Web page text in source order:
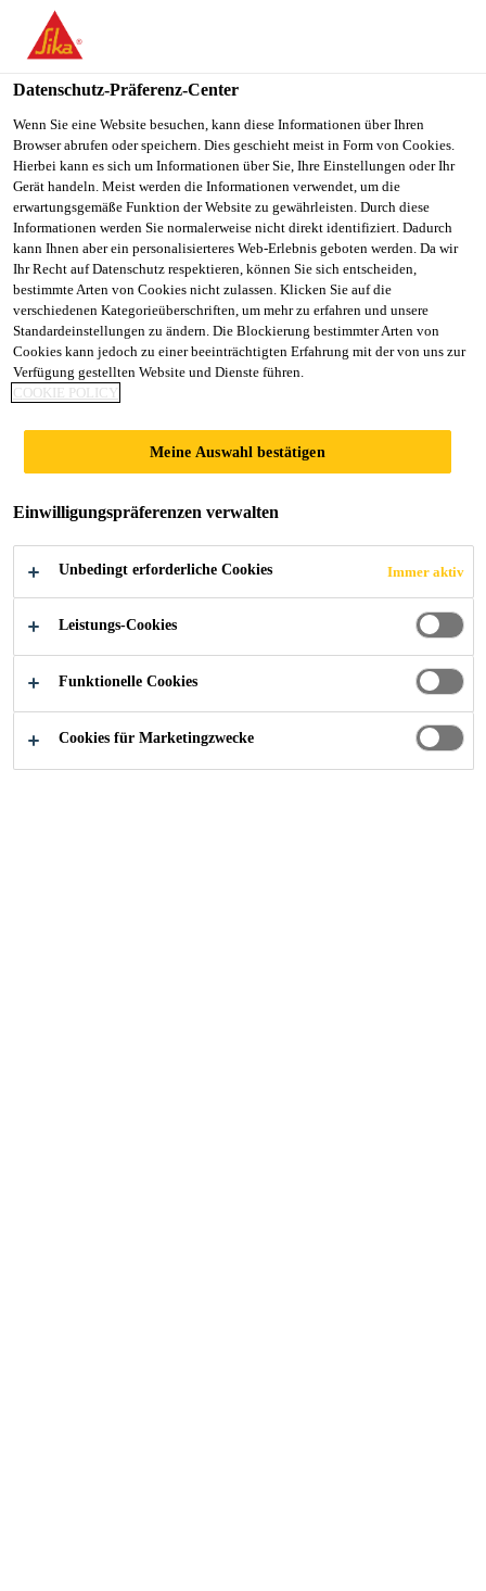
You are accessing "Sika Schweiz AG", it seems you are
accessing it from "Vereinigte Staaten". We have a dedicated
website for your country.
TO
SIKA
USA
STAY ON THE SIKA
SCHWEIZ AG WEBSITE
SELECT A
COUNTRY
Sika Schweiz AG
PRODUKTE
UND SYSTEME
FÜR DEN BAU
Sika’s Kernkompetenzen Dichten, Kleben, Dämpfen,
Verstärken und Schützen von Tragstrukturen bieten im
Datenschutz-Präferenz-Center
Wenn Sie eine Website besuchen, kann diese Informationen über Ihren
Browser abrufen oder speichern. Dies geschieht meist in Form von Cookies.
Hierbei kann es sich um Informationen über Sie, Ihre Einstellungen oder Ihr
Gerät handeln. Meist werden die Informationen verwendet, um die
erwartungsgemäße Funktion der Website zu gewährleisten. Durch diese
Informationen werden Sie normalerweise nicht direkt identifiziert. Dadurch
kann Ihnen aber ein personalisierteres Web-Erlebnis geboten werden. Da wir
Ihr Recht auf Datenschutz respektieren, können Sie sich entscheiden,
bestimmte Arten von Cookies nicht zulassen. Klicken Sie auf die
verschiedenen Kategorieüberschriften, um mehr zu erfahren und unsere
Standardeinstellungen zu ändern. Die Blockierung bestimmter Arten von
Cookies kann jedoch zu einer beeinträchtigten Erfahrung mit der von uns zur
Verfügung gestellten Website und Dienste führen.
COOKIE POLICY
Meine Auswahl bestätigen
Einwilligungspräferenzen verwalten
Unbedingt erforderliche Cookies Immer aktiv
Leistungs-Cookies
Funktionelle Cookies
Cookies für Marketingzwecke